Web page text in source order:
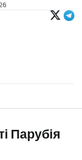
Парубія